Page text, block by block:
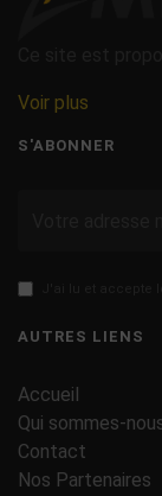
Voir plus
S'ABONNER
AUTRES LIENS
Accueil
Qui sommes-
Contact
Nos Partenaires